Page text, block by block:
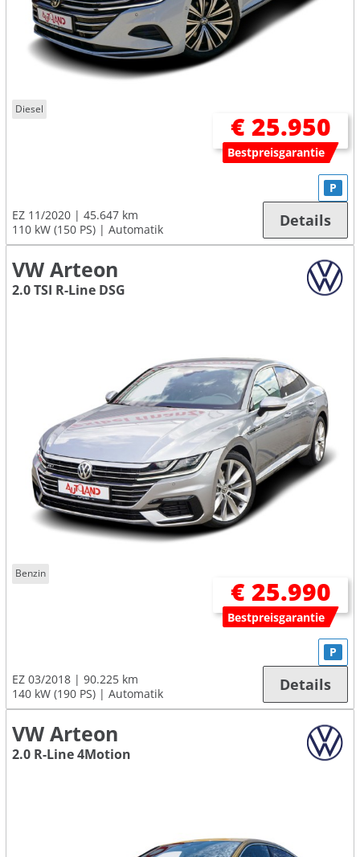
Diesel
€ 25.950
Bestpreisgarantie
EZ 11/2020
45.647 km
110 kW (150 PS)
Automatik
P
Details
VW Arteon
2.0 TSI R-Line DSG
Benzin
€ 25.990
Bestpreisgarantie
EZ 03/2018
90.225 km
140 kW (190 PS)
Automatik
P
Details
VW Arteon
2.0 R-Line 4Motion